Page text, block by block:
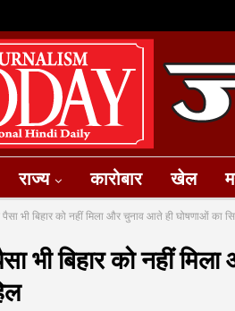
राज्य कारोबार खेल
भी बिहार को नहीं मिला और चुनाव आते ही घोषणाओं का
भी बिहार को नहीं